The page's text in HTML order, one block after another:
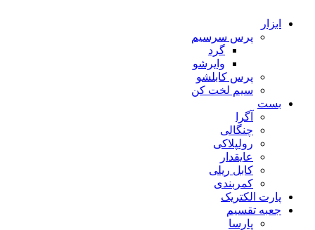
ابزار
پرس سرسیم
گرد
وایرشو
پرس کابلشو
سیم لخت کن
بست
آگرا
چنگالی
رولپلاکی
عایقدار
کابل ریلی
کمربندی
پارت الکتریک
جعبه تقسیم
پارسا